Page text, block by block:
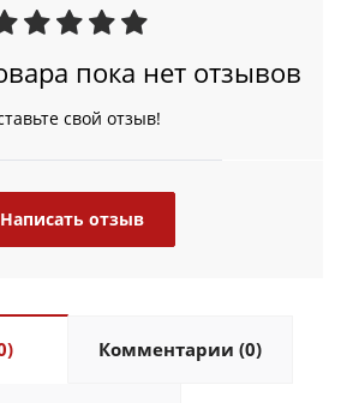
пока нет отзывов
свой отзыв!
Написать отзыв
Комментарии (0)